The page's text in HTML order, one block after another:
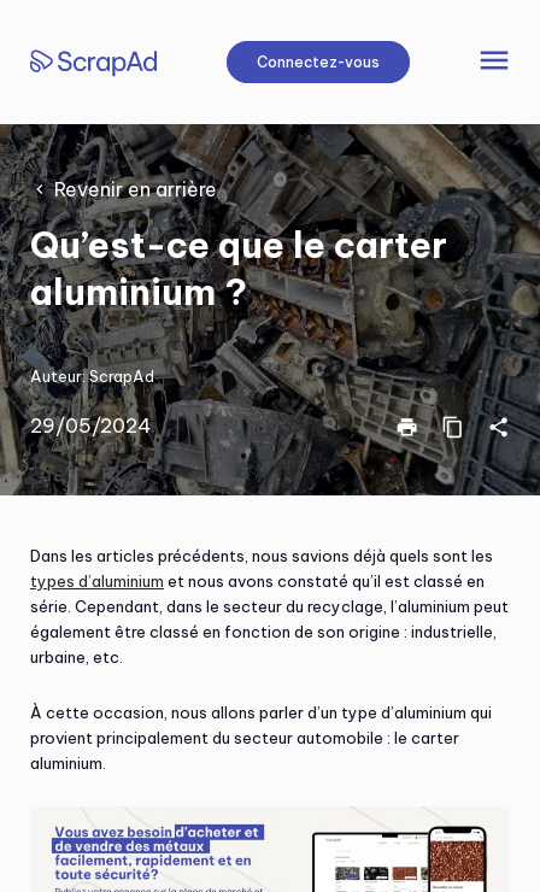
contenu
Connectez-vous menu
Revenir en arrière
Qu’est-ce que le carter
aluminium ?
Auteur:ScrapAd
29/05/2024 print content_copy share
Dans les articles précédents, nous savions déjà quels sont les
types d’aluminium et nous avons constaté qu’il est classé en
série. Cependant, dans le secteur du recyclage, l’aluminium peut
également être classé en fonction de son origine : industrielle,
urbaine, etc.
À cette occasion, nous allons parler d’un type d’aluminium qui
provient principalement du secteur automobile : le carter
aluminium.